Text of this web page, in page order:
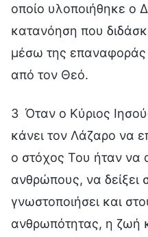
οποίο υλοποιήθηκε ο
κατανόηση που
μέσω της
από τον Θεό.
3 Όταν ο Κύριος
κάνει τον Λάζαρο να
ο στόχος Του ήταν να
ανθρώπους, να δείξει
γνωστοποιήσει και
ανθρωπότητας, η ζωή